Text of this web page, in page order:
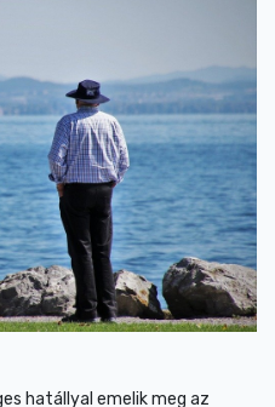
hatállyal emelik meg az